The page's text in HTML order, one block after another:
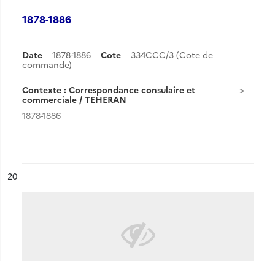
1878-1886
Date 1878-1886 Cote
334CCC/3 (Cote de
commande)
Contexte : Correspondance consulaire et
commerciale / TEHERAN
1878-1886
n°
20